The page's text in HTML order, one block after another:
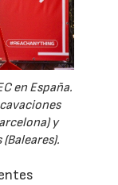
en España.
y